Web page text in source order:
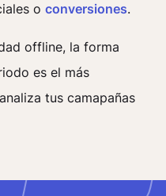
o conversiones.
offline, la forma
es el más
tus camapañas